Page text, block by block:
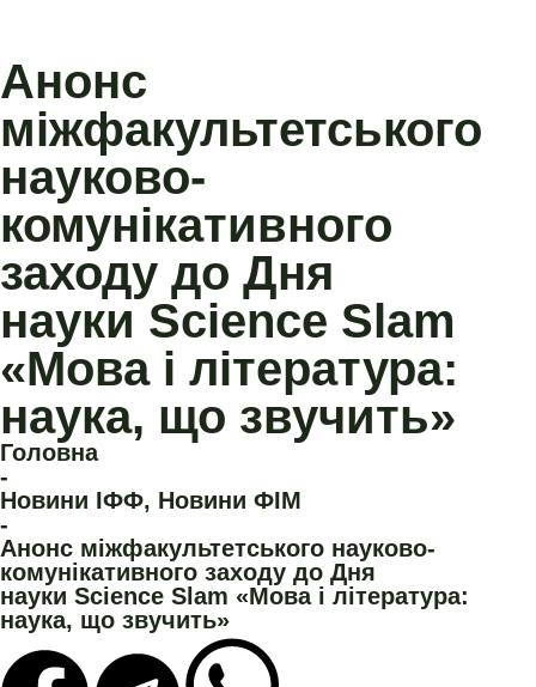
Анонс
міжфакультетського
науково-
комунікативного
заходу до Дня
науки Science Slam
«Мова і література:
наука, що звучить»
Головна
-
Новини ІФФ, Новини ФІМ
-
Анонс міжфакультетського науково-
комунікативного заходу до Дня
науки Science Slam «Мова і література:
наука, що звучить»